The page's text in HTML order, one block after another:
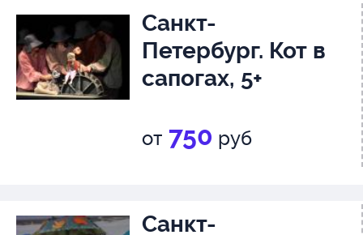
Санкт-
Петербург. Кот в
сапогах, 5+
от 750 руб
Санкт-